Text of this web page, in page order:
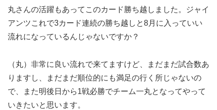
丸さんの活躍もあってこのカード勝ち越しました。ジャイ
アンツこれで3カード連続の勝ち越しと8月に入っていい
流れになっているんじゃないですか？
（丸）非常に良い流れで来てますけど、まだまだ試合数あ
りますし、まだまだ順位的にも満足の行く所じゃないの
で、また明後日から1戦必勝でチーム一丸となってやって
いきたいと思います。